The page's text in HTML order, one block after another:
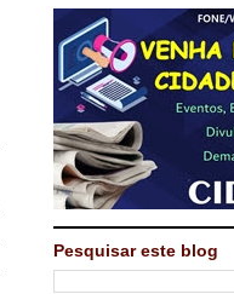
Pesquisar este blog